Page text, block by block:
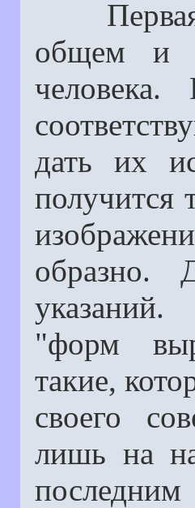
Первая
общем и
дать их
получится
"форм
такие,
своего
лишь на